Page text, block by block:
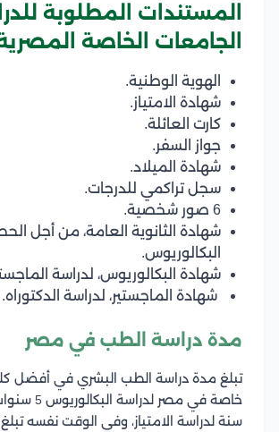
المستندات المطلوبة
الجامعات الخاصة
الهوية الوطنية.
شهادة الامتياز.
كارت العائلة.
جواز السفر.
شهادة الميلاد.
سجل تراكمي للدرجات.
6 صور شخصية.
شهادة الثانوية العامة، من أجل
البكالوريوس.
شهادة البكالوريوس، لدراسة
شهادة الماجستير، لدراسة الدكتوراه.
مدة دراسة الطب في مصر
تبلغ مدة دراسة الطب البشري في أفضل
سنة لدراسة الامتياز، وفي الوقت نفسه